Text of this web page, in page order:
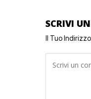
SCRIVI
Il Tuo